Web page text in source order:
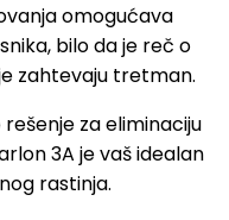
omogućava
bilo da je reč o
zahtevaju tretman.
za eliminaciju
3A je vaš idealan
rastinja.